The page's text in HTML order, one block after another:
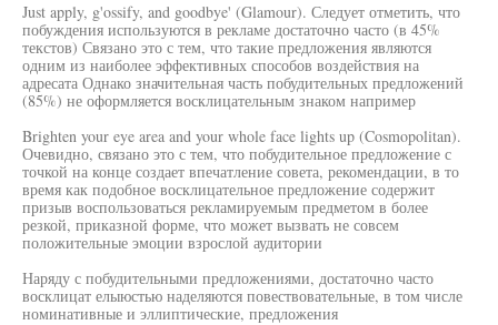
Just apply, g'ossify, and goodbye' (Glamour). Следует отметить, что
побуждения используются в рекламе достаточно часто (в 45%
текстов) Связано это с тем, что такие предложения являются
одним из наиболее эффективных способов воздействия на
адресата Однако значительная часть побудительных предложений
(85%) не оформляется восклицательным знаком например
Brighten your eye area and your whole face lights up (Cosmopolitan).
Очевидно, связано это с тем, что побудительное предложение с
точкой на конце создает впечатление совета, рекомендации, в то
время как подобное восклицательное предложение содержит
призыв воспользоваться рекламируемым предметом в более
резкой, приказной форме, что может вызвать не совсем
положительные эмоции взрослой аудитории
Наряду с побудительными предложениями, достаточно часто
восклицат елыюстью наделяются повествовательные, в том числе
номинативные и эллиптические, предложения